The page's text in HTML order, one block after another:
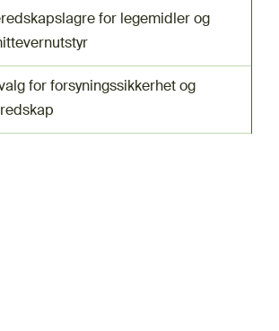
for legemidler og
for forsyningssikkerhet og